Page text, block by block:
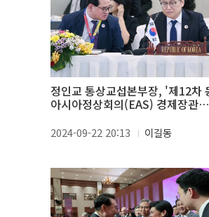
정인교 통상교섭본부장, '제12차 동
아시아정상회의(EAS) 경제장관회
2024-09-22 20:13 이길동